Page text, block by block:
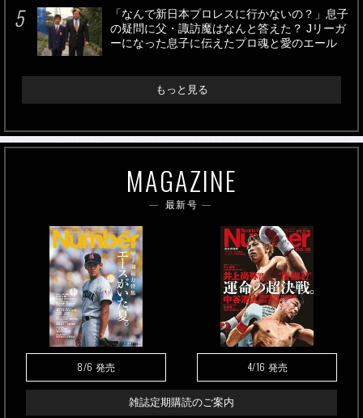
「なんで新日本プロレスに行かないの？」息子
の疑問に父・諏訪魔はなんと答えた？ Jリーガ
ーになった息子に伝えたプロ魂と愛のエール
もっと見る
MAGAZINE
最新号
8/6 発売 4/16 発売
雑誌定期購読のご案内